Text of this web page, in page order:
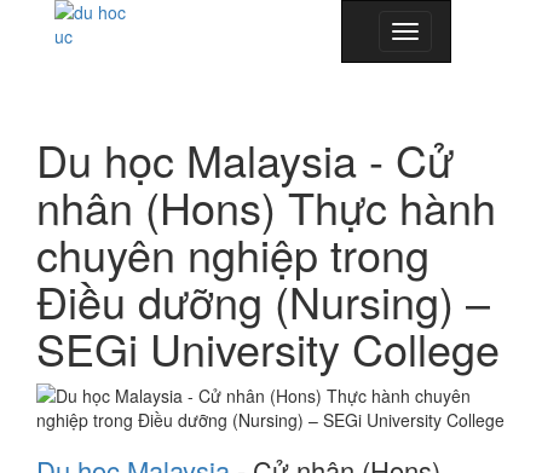
Toggle
navigation
Du học Malaysia - Cử
nhân (Hons) Thực hành
chuyên nghiệp trong
Điều dưỡng (Nursing) –
SEGi University College